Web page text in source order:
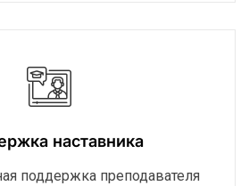
наставника
поддержка преподавателя